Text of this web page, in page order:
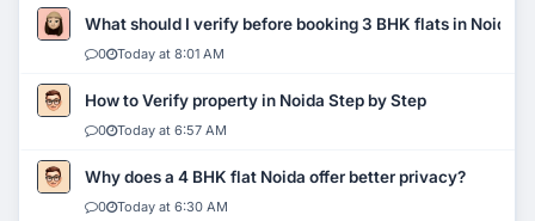
What should I verify before booking 3 BHK flats in Noida?
0 Today at 8:01 AM
How to Verify property in Noida Step by Step
0 Today at 6:57 AM
Why does a 4 BHK flat Noida offer better privacy?
0 Today at 6:30 AM